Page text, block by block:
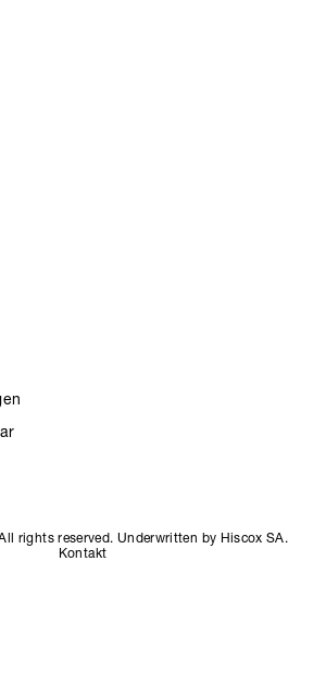
rights reserved. Underwritten by Hiscox SA.
Kontakt